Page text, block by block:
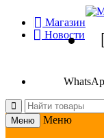
Магазин
Новости
Меню Меню